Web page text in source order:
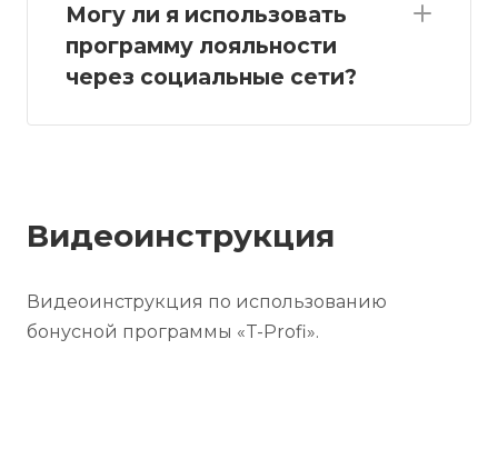
Могу ли я использовать
программу лояльности
через социальные сети?
Видеоинструкция
Видеоинструкция по использованию
бонусной программы «T-Profi».